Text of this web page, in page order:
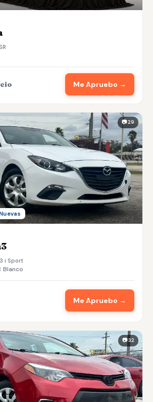
Me Apruebo →
📷 29
i Sport
Blanco
Me Apruebo →
📷 32